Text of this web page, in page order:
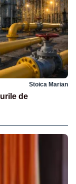
Stoica Marian
de